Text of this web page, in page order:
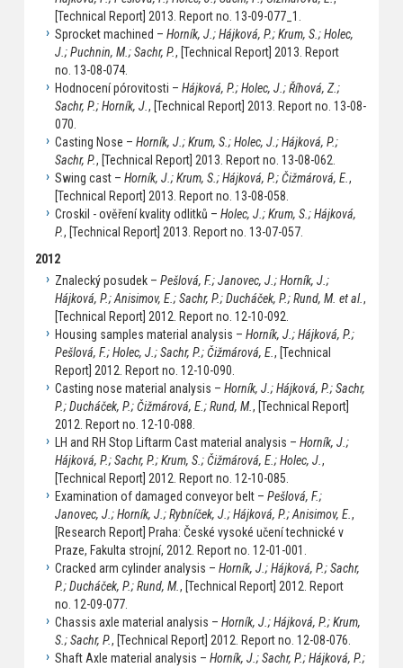
[Technical Report] 2013. Report no. 13-09-077_1.
Sprocket machined – Horník, J.; Hájková, P.; Krum, S.; Holec,
J.; Puchnin, M.; Sachr, P., [Technical Report] 2013. Report
no. 13-08-074.
Hodnocení pórovitosti – Hájková, P.; Holec, J.; Říhová, Z.;
Sachr, P.; Horník, J., [Technical Report] 2013. Report no. 13-08-
070.
Casting Nose – Horník, J.; Krum, S.; Holec, J.; Hájková, P.;
Sachr, P., [Technical Report] 2013. Report no. 13-08-062.
Swing cast – Horník, J.; Krum, S.; Hájková, P.; Čižmárová, E.,
[Technical Report] 2013. Report no. 13-08-058.
Croskil - ověření kvality odlitků – Holec, J.; Krum, S.; Hájková,
P., [Technical Report] 2013. Report no. 13-07-057.
2012
Znalecký posudek – Pešlová, F.; Janovec, J.; Horník, J.;
Hájková, P.; Anisimov, E.; Sachr, P.; Ducháček, P.; Rund, M. et al.,
[Technical Report] 2012. Report no. 12-10-092.
Housing samples material analysis – Horník, J.; Hájková, P.;
Pešlová, F.; Holec, J.; Sachr, P.; Čižmárová, E., [Technical
Report] 2012. Report no. 12-10-090.
Casting nose material analysis – Horník, J.; Hájková, P.; Sachr,
P.; Ducháček, P.; Čižmárová, E.; Rund, M., [Technical Report]
2012. Report no. 12-10-088.
LH and RH Stop Liftarm Cast material analysis – Horník, J.;
Hájková, P.; Sachr, P.; Krum, S.; Čižmárová, E.; Holec, J.,
[Technical Report] 2012. Report no. 12-10-085.
Examination of damaged conveyor belt – Pešlová, F.;
Janovec, J.; Horník, J.; Rybníček, J.; Hájková, P.; Anisimov, E.,
[Research Report] Praha: České vysoké učení technické v
Praze, Fakulta strojní, 2012. Report no. 12-01-001.
Cracked arm cylinder analysis – Horník, J.; Hájková, P.; Sachr,
P.; Ducháček, P.; Rund, M., [Technical Report] 2012. Report
no. 12-09-077.
Chassis axle material analysis – Horník, J.; Hájková, P.; Krum,
S.; Sachr, P., [Technical Report] 2012. Report no. 12-08-076.
Shaft Axle material analysis – Horník, J.; Sachr, P.; Hájková, P.;